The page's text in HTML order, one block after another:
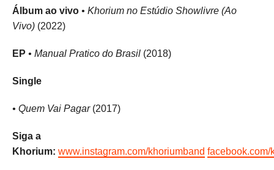
Álbum ao vivo • Khorium no Estúdio Showlivre (Ao
Vivo) (2022)
EP • Manual Pratico do Brasil (2018)
Single
• Quem Vai Pagar(2017)
Siga a
Khorium: www.instagram.com/khoriumband facebook.com/